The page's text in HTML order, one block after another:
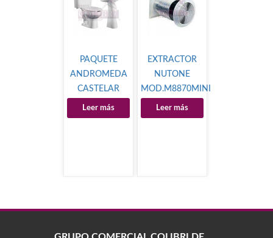
PAQUETE
ANDROMEDA
CASTELAR
Leer más
EXTRACTOR
NUTONE
MOD.M8870MINI
Leer más